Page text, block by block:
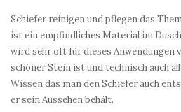
Schiefer reinigen und pflegen das
ist ein empfindliches Material im
wird sehr oft für dieses Anwendungen
schöner Stein ist und technisch auch
Wissen das man den Schiefer auch
er sein Aussehen behält.